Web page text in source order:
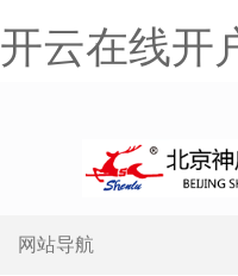
开云在线开
网站导航